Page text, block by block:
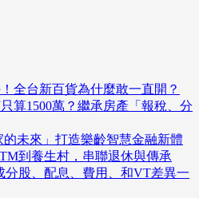
全台新百貨為什麼敢一直開？
算1500萬？繼承房產「報稅、分
未來」打造樂齡智慧金融新體
到養生村，串聯退休與傳承
分股、配息、費用、和VT差異一